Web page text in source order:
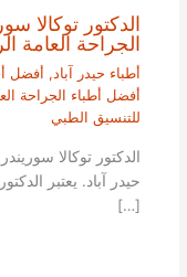
الدكتور توكالا
الجراحة العامة
أطباء حيدر آباد, أفضل
أفضل أطباء الجراحة
للتنسيق الطبي
الدكتور توكالا
حيدر آباد. يعتبر
[…]